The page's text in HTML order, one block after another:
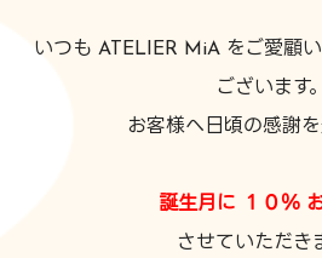
いつも ATELIER MiA をご愛顧
ございます。
お客様へ日頃の感謝を
誕生月に １０％
させていただき